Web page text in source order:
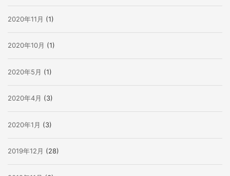
2020年11月 (1)
2020年10月 (1)
2020年5月 (1)
2020年4月 (3)
2020年1月 (3)
2019年12月 (28)